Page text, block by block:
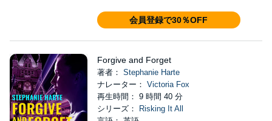
会員登録で30％OFF
Forgive and Forget
著者： Stephanie Harte
ナレーター： Victoria Fox
再生時間： 9 時間 40 分
シリーズ：
Risking It All